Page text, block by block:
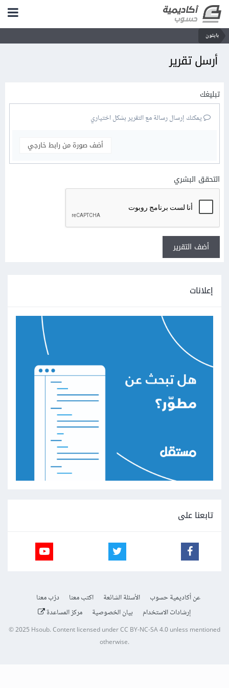
بايثون
أرسل تقرير
تبليغك
يمكنك إرسال رسالة مع التقرير بشكل اختياري
أضف صورة من رابط خارجي
التحقق البشري
أضف التقرير
إعلانات
تابعنا على
عن أكاديمية حسوب الأسئلة الشائعة اكتب معنا
درّب معنا
إرشادات الاستخدام
بيان الخصوصية مركز المساعدة
© 2025 Hsoub.Content licensed underCC BY-NC-SA 4.0unless mentioned
otherwise.